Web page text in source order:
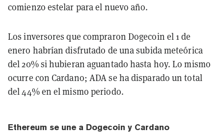
comienzo estelar para el nuevo año.
Los inversores que compraron Dogecoin el 1 de
enero habrían disfrutado de una subida meteórica
del 20% si hubieran aguantado hasta hoy. Lo mismo
ocurre con Cardano; ADA se ha disparado un total
del 44% en el mismo periodo.
Ethereum se une a Dogecoin y Cardano